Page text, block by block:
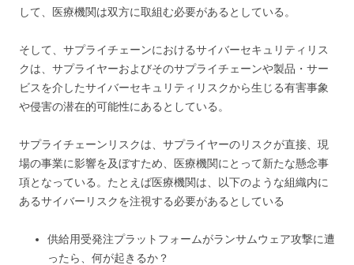
して、医療機関は双方に取組む必要があるとしている。
そして、サプライチェーンにおけるサイバーセキュリティリス
クは、サプライヤーおよびそのサプライチェーンや製品・サー
ビスを介したサイバーセキュリティリスクから生じる有害事象
や侵害の潜在的可能性にあるとしている。
サプライチェーンリスクは、サプライヤーのリスクが直接、現
場の事業に影響を及ぼすため、医療機関にとって新たな懸念事
項となっている。たとえば医療機関は、以下のような組織内に
あるサイバーリスクを注視する必要があるとしている
供給用受発注プラットフォームがランサムウェア攻撃に遭
ったら、何が起きるか？